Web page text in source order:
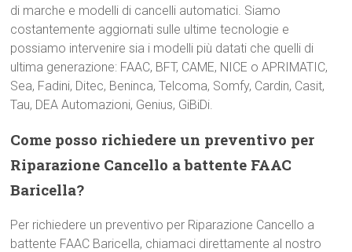
di marche e modelli di cancelli automatici. Siamo
costantemente aggiornati sulle ultime tecnologie e
possiamo intervenire sia i modelli più datati che quelli di
ultima generazione: FAAC, BFT, CAME, NICE o APRIMATIC,
Sea, Fadini, Ditec, Beninca, Telcoma, Somfy, Cardin, Casit,
Tau, DEA Automazioni, Genius, GiBiDi.
Come posso richiedere un preventivo per
Riparazione Cancello a battente FAAC
Baricella?
Per richiedere un preventivo per Riparazione Cancello a
battente FAAC Baricella, chiamaci direttamente al nostro